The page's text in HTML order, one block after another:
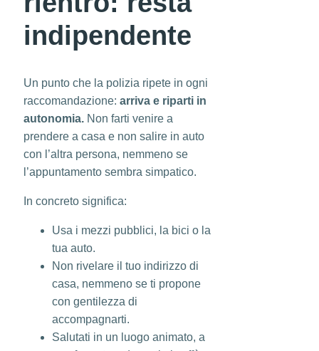
indipendente
Un punto che la polizia ripete in ogni
raccomandazione: arriva e riparti in
autonomia.Non farti venire a
prendere a casa e non salire in auto
con l’altra persona, nemmeno se
l’appuntamento sembra simpatico.
In concreto significa:
Usa i mezzi pubblici, la bici o la
tua auto.
Non rivelare il tuo indirizzo di
casa, nemmeno se ti propone
con gentilezza di
accompagnarti.
Salutati in un luogo animato, a